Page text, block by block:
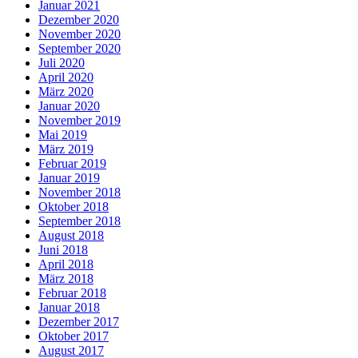
Januar 2021
Dezember 2020
November 2020
September 2020
Juli 2020
April 2020
März 2020
Januar 2020
November 2019
Mai 2019
März 2019
Februar 2019
Januar 2019
November 2018
Oktober 2018
September 2018
August 2018
Juni 2018
April 2018
März 2018
Februar 2018
Januar 2018
Dezember 2017
Oktober 2017
August 2017